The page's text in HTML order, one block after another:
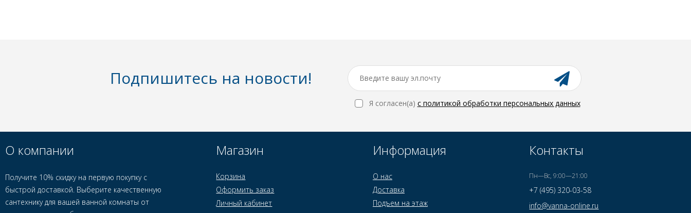
Подпишитесь на новости!
Я согласен(a) с политикой обработки персональных данных
О компании
Получите 10% скидку на первую покупку с
быстрой доставкой. Выберите качественную
сантехнику для вашей ванной комнаты от
Магазин
Корзина
Оформить заказ
Личный кабинет
Информация
О нас
Доставка
Подъем на этаж
Контакты
Пн—Вс, 9:00—21:00
+7 (495) 320-03-58
info@vanna-online.ru